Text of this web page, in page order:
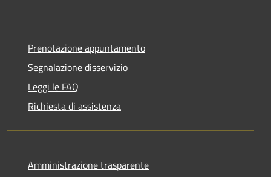
Prenotazione appuntamento
Segnalazione disservizio
Leggi le FAQ
Richiesta di assistenza
Amministrazione trasparente